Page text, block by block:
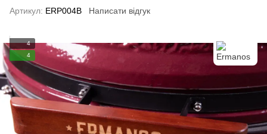
Артикул: ERP004B Написати відгук
4
4